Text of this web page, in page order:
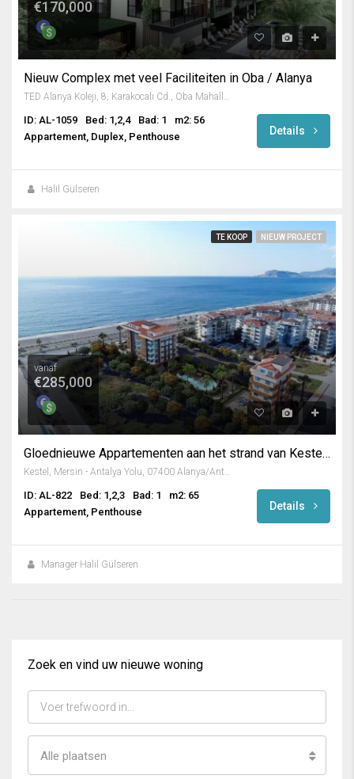
€170,000
Nieuw Complex met veel Faciliteiten in Oba / Alanya
TED Alanya Koleji, 8, Karakocalı Cd., Oba Mahallesi, Alanya, Antalya, Mediterranean Region, 07460, Turkey
ID: AL-1059 Bed: 1,2,4 Bad: 1
m2: 56
Appartement, Duplex, Penthouse
Details
Halil Gülseren
TE KOOP NIEUW PROJECT
vanaf
€285,000
Gloednieuwe Appartementen aan het strand van Kestel, Alanya
ID: AL-822 Bed: 1,2,3 Bad: 1
m2: 65
Appartement, Penthouse
Details
Manager Halil Gülseren
Zoek en vind uw nieuwe woning
Alle plaatsen